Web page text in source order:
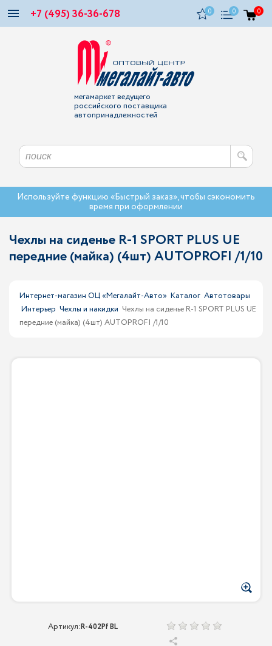
+7 (495) 36-36-678 0 0 0
мегамаркет ведущего
российского поставщика
автопринадлежностей
Используйте функцию «Быстрый заказ», чтобы сэкономить
время при оформлении
Чехлы на сиденье R-1 SPORT PLUS UE
передние (майка) (4шт) AUTOPROFI /1/10
Интернет-магазин ОЦ «Мегалайт-Авто» Каталог Автотовары
Интерьер Чехлы и накидки Чехлы на сиденье R-1 SPORT PLUS UE
передние (майка) (4шт) AUTOPROFI /1/10
Артикул:R-402Pf BL